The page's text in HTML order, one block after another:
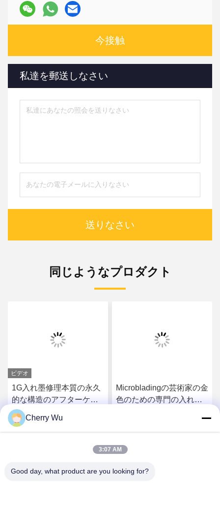
今接触
私達を郵送しなさい
送りなさい
同じようなプロダクト
ビデオ
1G入れ墨修理本質の永久
的な構造のアフターケア
のゲルのビタミンA Dのク
リーム
最もよい価格を得なさ
Microbladingの芸術家の金
色のための専門の入れ墨
最もよい価格を得なさ
Cherry Wu
3:07 AM
Good day, what product are you looking for?